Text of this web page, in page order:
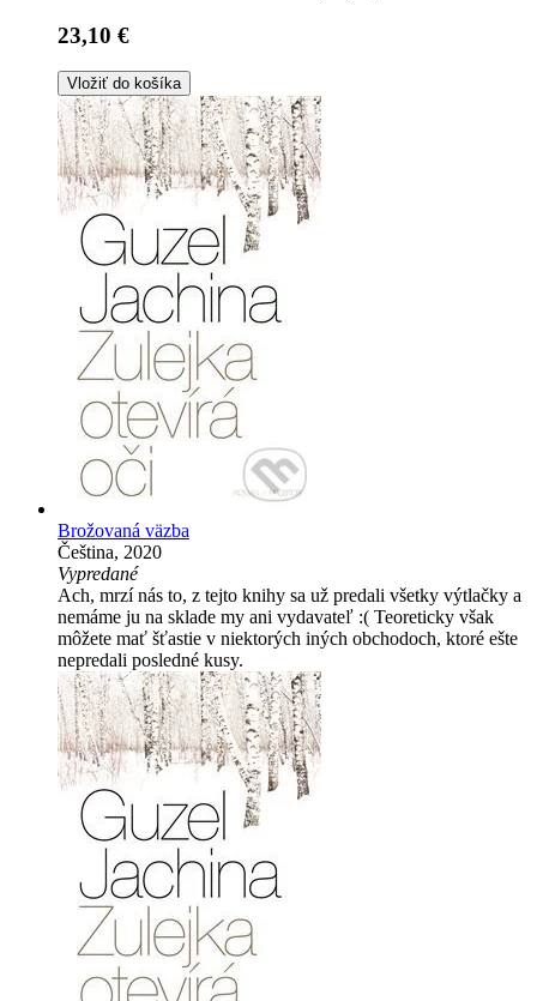
23,10 €
Vložiť do košíka
Brožovaná väzba
Čeština, 2020
Vypredané
Ach, mrzí nás to, z tejto knihy sa už predali všetky výtlačky a
nemáme ju na sklade my ani vydavateľ :( Teoreticky však
môžete mať šťastie v niektorých iných obchodoch, ktoré ešte
nepredali posledné kusy.